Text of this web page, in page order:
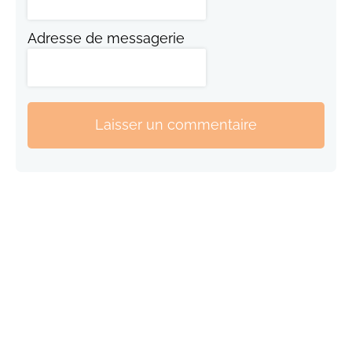
Adresse de messagerie
Laisser un commentaire